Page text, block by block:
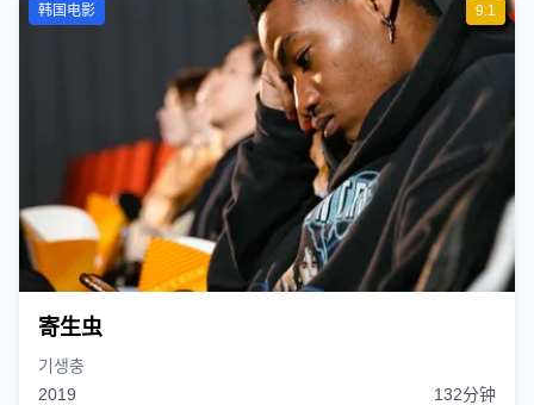
9.1
韩国电影
寄生虫
기생충
2019
132分钟